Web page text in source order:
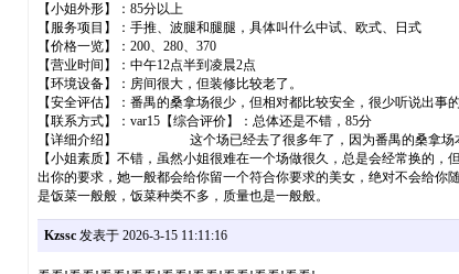
【小姐外形】：85分以上
【服务项目】：手推、波腿和腿腿，具体叫什么中试、欧式、日式
【价格一览】：200、280、370
【营业时间】：中午12点半到凌晨2点
【环境设备】：房间很大，但装修比较老了。
【安全评估】：番禺的桑拿场很少，但相对都比较安全，很少听说
【联系方式】：var15【综合评价】：总体还是不错，
【详细介绍】 这个场已经去了很多年了，因为番禺的桑拿场本来
【小姐素质】不错，虽然小姐很难在一个场做很久，总是会经常换的
出你的要求，她一般都会给你留一个符合你要求的美女，绝对不会给
是饭菜一般般，饭菜种类不多，质量也是一般般。
Kzssc发表于 2026-3-15 11:11:16